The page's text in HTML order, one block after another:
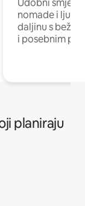
Udobni
nomade i ljude
daljinu s
i posebnim
planiraju